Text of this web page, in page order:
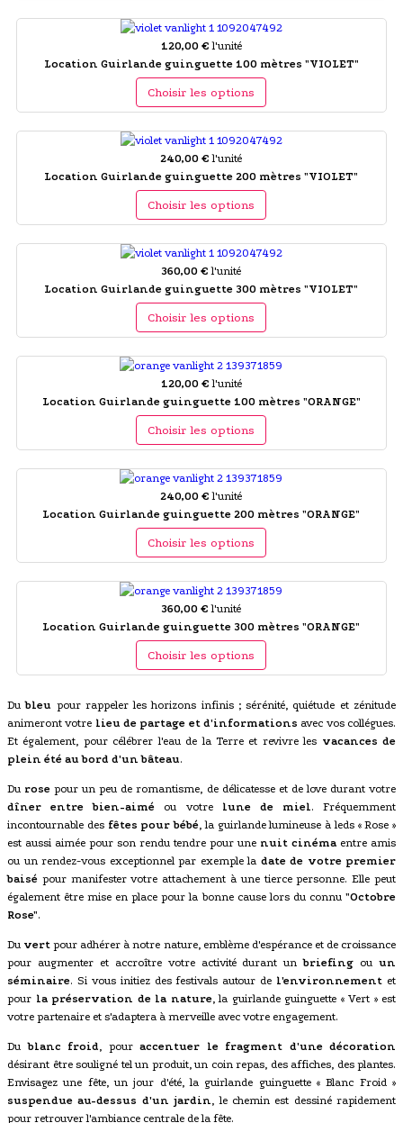
120,00 € l'unité
Location Guirlande guinguette 100 mètres "VIOLET"
Choisir les options
240,00 € l'unité
Location Guirlande guinguette 200 mètres "VIOLET"
Choisir les options
360,00 € l'unité
Location Guirlande guinguette 300 mètres "VIOLET"
Choisir les options
120,00 € l'unité
Location Guirlande guinguette 100 mètres "ORANGE"
Choisir les options
240,00 € l'unité
Location Guirlande guinguette 200 mètres "ORANGE"
Choisir les options
360,00 € l'unité
Location Guirlande guinguette 300 mètres "ORANGE"
Choisir les options
Dubleu pour rappeler les horizons infinis ; sérénité, quiétude et zénitude
animeront votre lieu de partage et d'informations avec vos collégues.
Et également, pour célébrer l'eau de la Terre et revivre les vacances de
plein été au bord d'un bâteau.
Du rose pour un peu de romantisme, de délicatesse et de love durant votre
dîner entre bien-aimé ou votre lune de miel. Fréquemment
incontournable des fêtes pour bébé, la guirlande lumineuse à leds « Rose »
est aussi aimée pour son rendu tendre pour une nuit cinéma entre amis
ou un rendez-vous exceptionnel par exemple la date de votre premier
baisé pour manifester votre attachement à une tierce personne. Elle peut
également être mise en place pour la bonne cause lors du connu "Octobre
Rose".
Du vert pour adhérer à notre nature, emblème d'espérance et de croissance
pour augmenter et accroître votre activité durant unbriefing ouun
séminaire. Si vous initiez des festivals autour de l'environnement et
pour la préservation de la nature, la guirlande guinguette « Vert » est
votre partenaire et s'adaptera à merveille avec votre engagement.
Dublanc froid, pour accentuer le fragment d'une décoration
désirant être souligné tel un produit, un coin repas, des affiches, des plantes.
Envisagez une fête, un jour d'été, la guirlande guinguette « Blanc Froid »
suspendue au-dessus d'un jardin, le chemin est dessiné rapidement
pour retrouver l'ambiance centrale de la fête.